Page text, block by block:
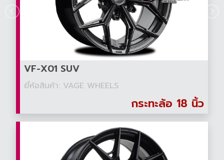
VF-X01 SUV
ยี่ห้อสินค้า: VAGE WHEELS
กระทะล้อ 18 นิ้ว